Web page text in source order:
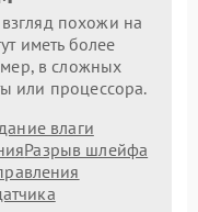
похожи на
иметь более
в сложных
или процессора.
влаги
Разрыв шлейфа